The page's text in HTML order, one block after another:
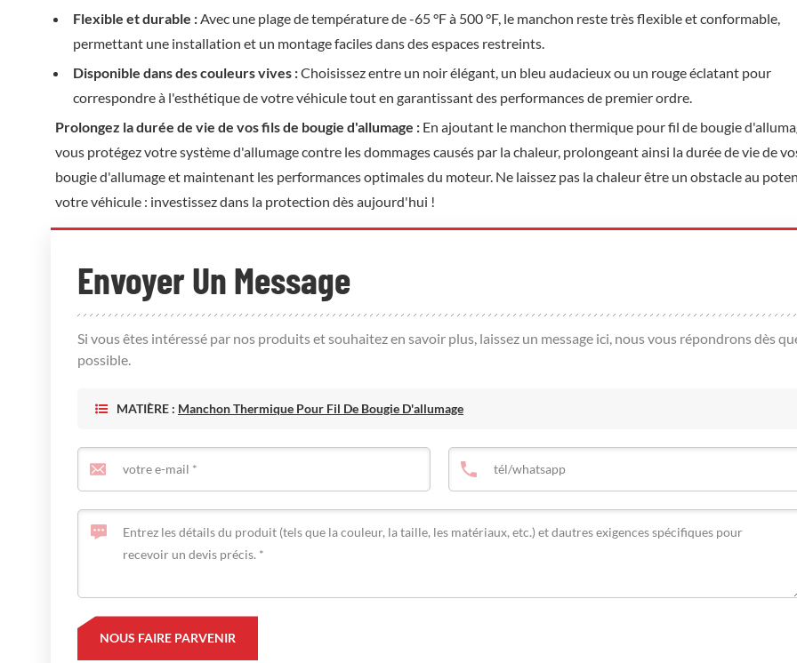
Flexible et durable :Avec une plage de température de -65 °F à 500 °F, le manchon reste très flexible et conformable,
permettant une installation et un montage faciles dans des espaces restreints.
Disponible dans des couleurs vives :Choisissez entre un noir élégant, un bleu audacieux ou un rouge éclatant pour
correspondre à l'esthétique de votre véhicule tout en garantissant des performances de premier ordre.
Prolongez la durée de vie de vos fils de bougie d'allumage : En ajoutant le manchon thermique pour fil de bougie
vous protégez votre système d'allumage contre les dommages causés par la chaleur, prolongeant ainsi la durée de vie de
bougie d'allumage et maintenant les performances optimales du moteur. Ne laissez pas la chaleur être un obstacle au
votre véhicule : investissez dans la protection dès aujourd'hui !
Envoyer Un Message
Si vous êtes intéressé par nos produits et souhaitez en savoir plus, laissez un message ici, nous vous répondrons dès
possible.
MATIÈRE : Manchon Thermique Pour Fil De Bougie D'allumage